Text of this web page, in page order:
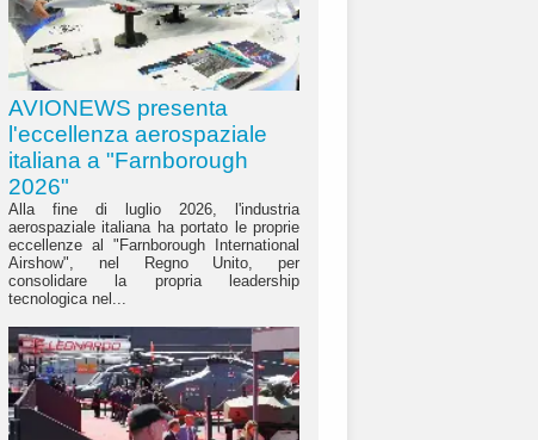
AVIONEWS presenta
l'eccellenza aerospaziale
italiana a "Farnborough
2026"
Alla fine di luglio 2026, l'industria
aerospaziale italiana ha portato le proprie
eccellenze al "Farnborough International
Airshow", nel Regno Unito, per
consolidare la propria leadership
tecnologica nel...